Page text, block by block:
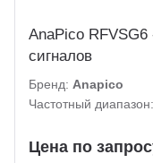
AnaPico RFVSG6
сигналов
Бренд: Anapico
Частотный диапазон:
Цена по